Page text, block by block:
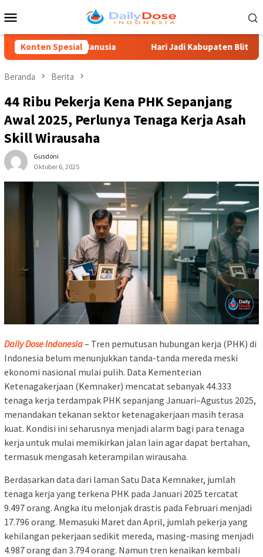
ke
Mobile
Konten Spesial
Manusia Hari Jadi Kabupaten Blitar 702, Ketua DPRD
Beranda Berita
44 Ribu Pekerja Kena PHK Sepanjang
Awal 2025, Perlunya Tenaga Kerja Asah
Skill Wirausaha
Gusdoni
Oktober 6, 2025
Daily Dose Indonesia– Tren pemutusan hubungan kerja (PHK) di
Indonesia belum menunjukkan tanda-tanda mereda meski
ekonomi nasional mulai pulih. Data Kementerian
Ketenagakerjaan (Kemnaker) mencatat sebanyak 44.333
tenaga kerja terdampak PHK sepanjang Januari–Agustus 2025,
menandakan tekanan sektor ketenagakerjaan masih terasa
kuat. Kondisi ini seharusnya menjadi alarm bagi para tenaga
kerja untuk mulai memikirkan jalan lain agar dapat bertahan,
termasuk mengasah keterampilan wirausaha.
Berdasarkan data dari laman Satu Data Kemnaker, jumlah
tenaga kerja yang terkena PHK pada Januari 2025 tercatat
9.497 orang. Angka itu melonjak drastis pada Februari menjadi
17.796 orang. Memasuki Maret dan April, jumlah pekerja yang
kehilangan pekerjaan sedikit mereda, masing-masing menjadi
4.987 orang dan 3.794 orang. Namun tren kenaikan kembali